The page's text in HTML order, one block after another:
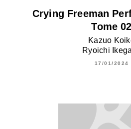
Crying Freeman
Tome 02
Kazuo
Ryoichi
17/01/2024